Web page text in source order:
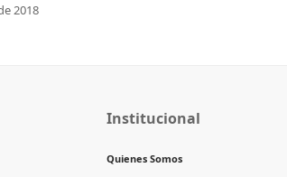
2018
Institucional
Quienes Somos